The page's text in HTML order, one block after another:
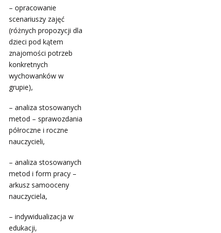
– opracowanie
scenariuszy zajęć
(różnych propozycji dla
dzieci pod kątem
znajomości potrzeb
konkretnych
wychowanków w
grupie),
– analiza stosowanych
metod – sprawozdania
półroczne i roczne
nauczycieli,
– analiza stosowanych
metod i form pracy –
arkusz samooceny
nauczyciela,
– indywidualizacja w
edukacji,